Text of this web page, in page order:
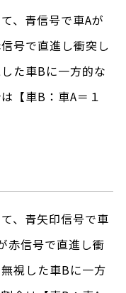
、青信号で車Aが
号で直進し衝突し
た車Bに一方的な
【車B：車A＝１
、青矢印信号で車
赤信号で直進し衝
視した車Bに一方